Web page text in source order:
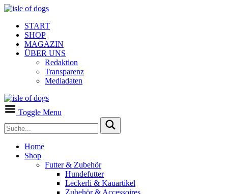
START
SHOP
MAGAZIN
ÜBER UNS
Redaktion
Transparenz
Mediadaten
Toggle Menu
Home
Shop
Futter & Zubehör
Hundefutter
Leckerli & Kauartikel
Zubehör & Accessoires